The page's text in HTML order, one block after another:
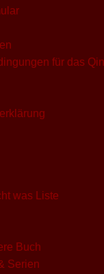
für das
was Liste
Buch
Serien